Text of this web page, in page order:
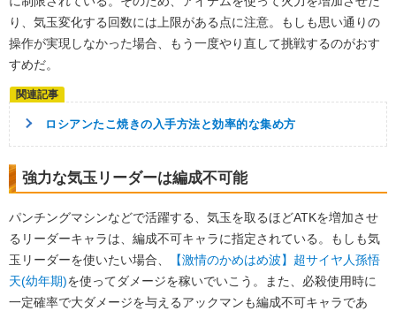
り、気玉変化する回数には上限がある点に注意。もしも思い通りの
操作が実現しなかった場合、もう一度やり直して挑戦するのがおす
すめだ。
ロシアンたこ焼きの入手方法と効率的な集め方
強力な気玉リーダーは編成不可能
パンチングマシンなどで活躍する、気玉を取るほどATKを増加させ
るリーダーキャラは、編成不可キャラに指定されている。もしも気
玉リーダーを使いたい場合、
【激情のかめはめ波】超サイヤ人孫悟
天(幼年期)を使ってダメージを稼いでいこう。また、必殺使用時に
一定確率で大ダメージを与えるアックマンも編成不可キャラであ